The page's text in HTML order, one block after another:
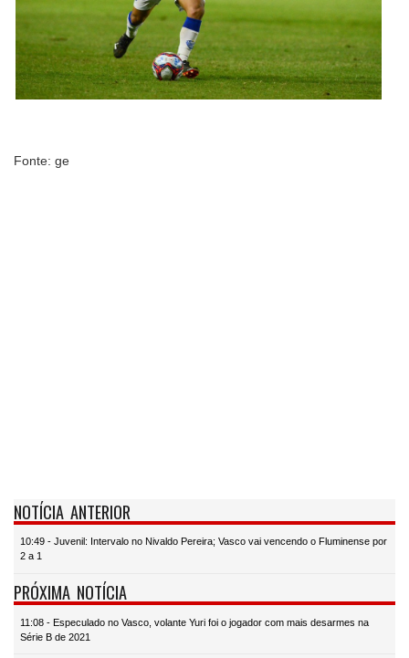
Fonte: ge
NOTÍCIA ANTERIOR
10:49 - Juvenil: Intervalo no Nivaldo Pereira; Vasco vai vencendo o Fluminense por
2 a 1
PRÓXIMA NOTÍCIA
11:08 - Especulado no Vasco, volante Yuri foi o jogador com mais desarmes na
Série B de 2021